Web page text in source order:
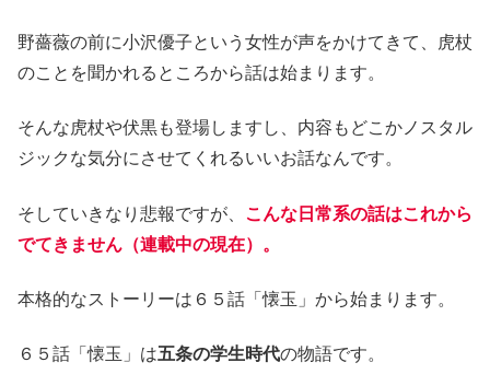
野薔薇の前に小沢優子という女性が声をかけてきて、虎杖
のことを聞かれるところから話は始まります。
そんな虎杖や伏黒も登場しますし、内容もどこかノスタル
ジックな気分にさせてくれるいいお話なんです。
そしていきなり悲報ですが、 こんな日常系の話はこれから
でてきません（連載中の現在）。
本格的なストーリーは６５話「懐玉」から始まります。
６５話「懐玉」は五条の学生時代の物語です。